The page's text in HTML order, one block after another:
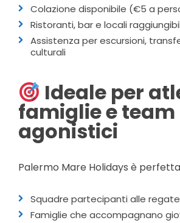
Colazione disponibile (€5 a
Ristoranti, bar e locali
Assistenza per escursioni,
culturali
Ideale per
famiglie e team
agonistici
Palermo Mare Holidays è
Squadre partecipanti alle regate
Famiglie che accompagnano